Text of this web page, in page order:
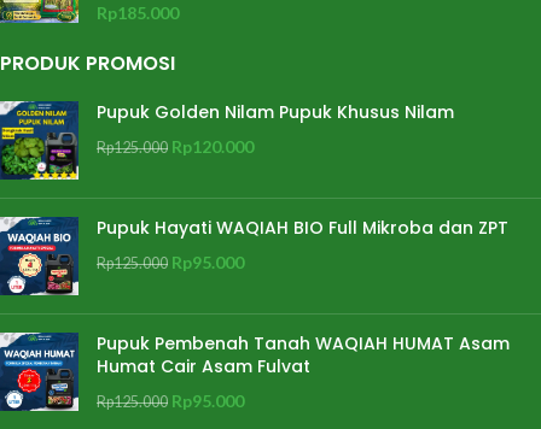
Rp185.000
PRODUK PROMOSI
Pupuk Golden Nilam Pupuk Khusus Nilam
Rp125.000 Rp120.000
Pupuk Hayati WAQIAH BIO Full Mikroba dan ZPT
Rp125.000 Rp95.000
Pupuk Pembenah Tanah WAQIAH HUMAT Asam
Humat Cair Asam Fulvat
Rp125.000 Rp95.000